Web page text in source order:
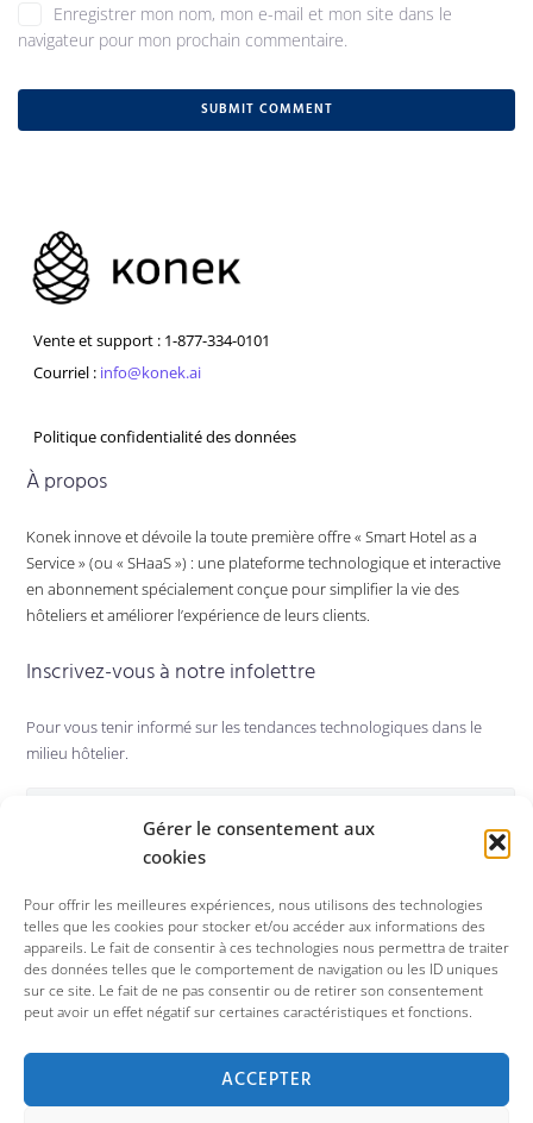
Gérer le consentement aux
cookies
Pour offrir les meilleures expériences, nous utilisons des technologies
telles que les cookies pour stocker et/ou accéder aux informations des
appareils. Le fait de consentir à ces technologies nous permettra de traiter
des données telles que le comportement de navigation ou les ID uniques
sur ce site. Le fait de ne pas consentir ou de retirer son consentement
peut avoir un effet négatif sur certaines caractéristiques et fonctions.
ACCEPTER
Enregistrer mon nom, mon e-mail et mon site dans le
navigateur pour mon prochain commentaire.
Vente et support : 1-877-334-0101
Courriel : info@konek.ai
Politique confidentialité des données
À propos
Konek innove et dévoile la toute première offre « Smart Hotel as a
Service » (ou « SHaaS ») : une plateforme technologique et interactive
en abonnement spécialement conçue pour simplifier la vie des
hôteliers et améliorer l’expérience de leurs clients.
Inscrivez-vous à notre infolettre
Pour vous tenir informé sur les tendances technologiques dans le
milieu hôtelier.
Suivez-nous sur :
À propos
Contact